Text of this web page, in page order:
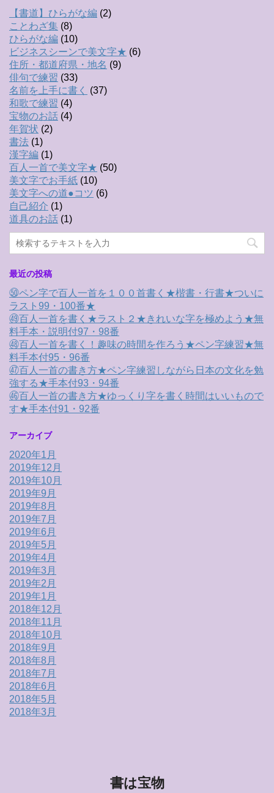
【書道】ひらがな編 (2)
ことわざ集 (8)
ひらがな編 (10)
ビジネスシーンで美文字★ (6)
住所・都道府県・地名 (9)
俳句で練習 (33)
名前を上手に書く
(37)
和歌で練習 (4)
宝物のお話 (4)
年賀状 (2)
書法 (1)
漢字編 (1)
百人一首で美文字★ (50)
美文字でお手紙 (10)
美文字への道●コツ (6)
自己紹介 (1)
道具のお話 (1)
最近の投稿
㊿ペン字で百人一首を１００首書く★楷書・行書★ついに
ラスト99・100番★
㊾百人一首を書く★ラスト２★きれいな字を極めよう★無
料手本・説明付97・98番
㊽百人一首を書く！趣味の時間を作ろう★ペン字練習★無
料手本付95・96番
㊼百人一首の書き方★ペン字練習しながら日本の文化を勉
強する★手本付93・94番
㊻百人一首の書き方★ゆっくり字を書く時間はいいもので
す★手本付91・92番
アーカイブ
2020年1月
2019年12月
2019年10月
2019年9月
2019年8月
2019年7月
2019年6月
2019年5月
2019年4月
2019年3月
2019年2月
2019年1月
2018年12月
2018年11月
2018年10月
2018年9月
2018年8月
2018年7月
2018年6月
2018年5月
2018年3月
書は宝物